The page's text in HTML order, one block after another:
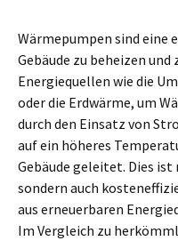
Wärmepumpen sind eine
Gebäude zu beheizen
Energiequellen wie die
oder die Erdwärme, um
durch den Einsatz von
auf ein höheres
Gebäude geleitet. Dies
sondern auch
aus erneuerbaren
Im Vergleich zu